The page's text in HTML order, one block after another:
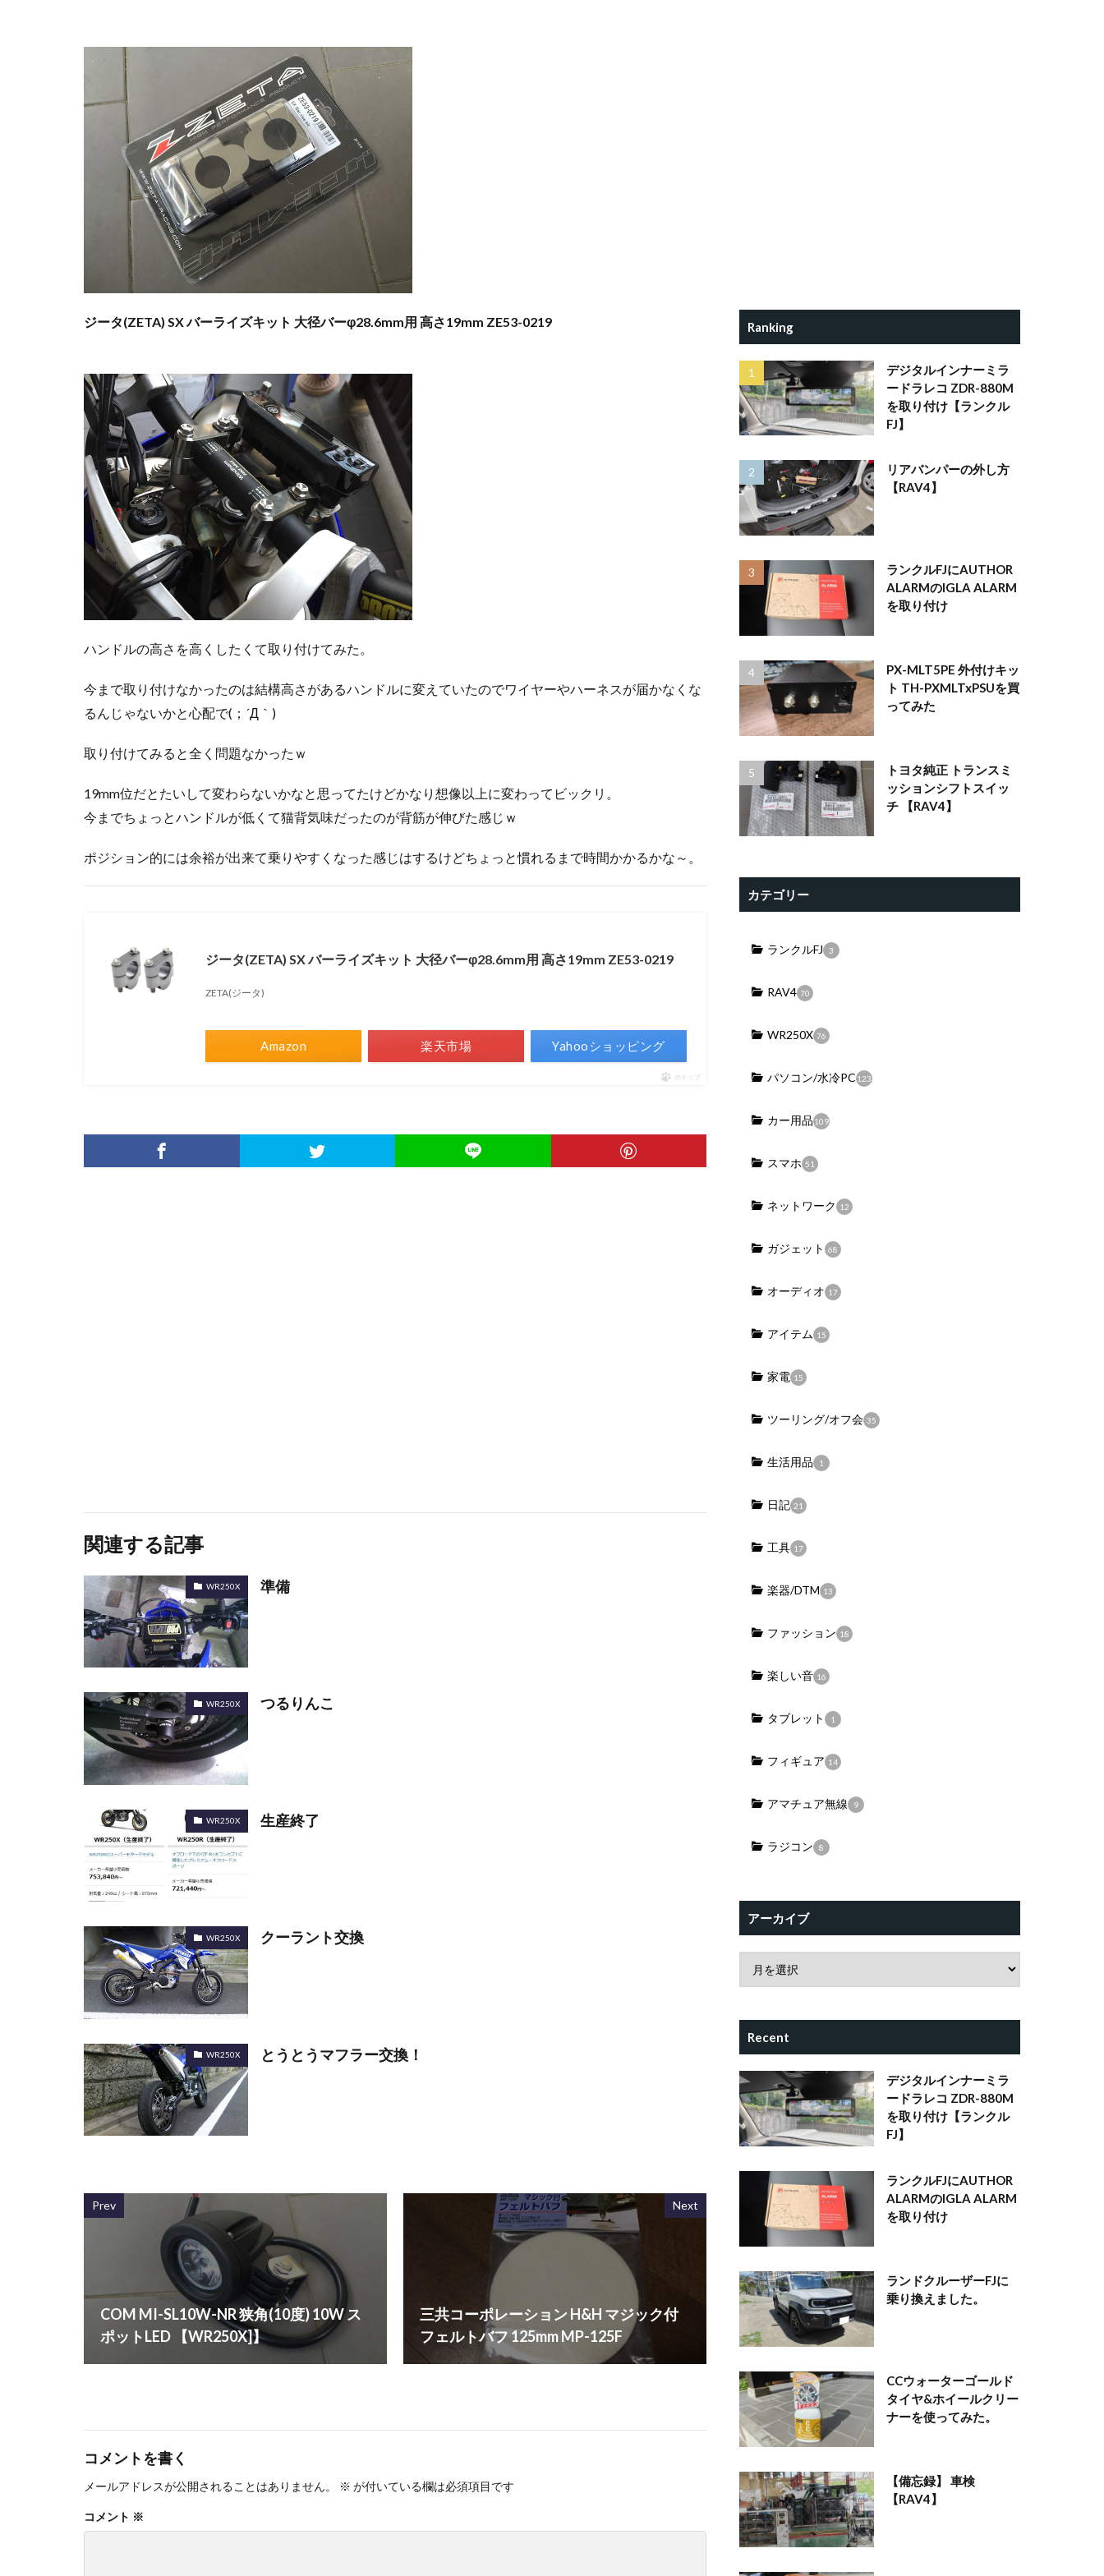
ジータ(ZETA) SX バーライズキット 大径バーφ28.6mm用 高さ19mm ZE53-0219
ハンドルの高さを高くしたくて取り付けてみた。
今まで取り付けなかったのは結構高さがあるハンドルに変えていたのでワイヤーやハーネスが届かなくな
るんじゃないかと心配で(；´Д｀)
取り付けてみると全く問題なかったｗ
19mm位だとたいして変わらないかなと思ってたけどかなり想像以上に変わってビックリ。
今までちょっとハンドルが低くて猫背気味だったのが背筋が伸びた感じｗ
ポジション的には余裕が出来て乗りやすくなった感じはするけどちょっと慣れるまで時間かかるかな～。
ジータ(ZETA) SX バーライズキット 大径バーφ28.6mm用 高さ19mm ZE53-0219
ZETA(ジータ)
Amazon 楽天市場 Yahooショッピング
ポチップ
関連する記事
WR250X 準備
WR250X つるりんこ
WR250X 生産終了
WR250X クーラント交換
WR250X とうとうマフラー交換！
Prev
COM MI-SL10W-NR 狭角(10度) 10W ス
ポットLED 【WR250X]】
Next
三共コーポレーション H&H マジック付
フェルトバフ 125mm MP-125F
コメントを書く
メールアドレスが公開されることはありません。 ※ が付いている欄は必須項目です
コメント ※
Ranking
デジタルインナーミラ
ードラレコ ZDR-880M
を取り付け【ランクル
FJ】
リアバンパーの外し方
【RAV4】
ランクルFJにAUTHOR
ALARMのIGLA ALARM
を取り付け
PX-MLT5PE 外付けキッ
ト TH-PXMLTxPSUを買
ってみた
トヨタ純正 トランスミ
ッションシフトスイッ
チ 【RAV4】
カテゴリー
ランクルFJ 3
RAV4 70
WR250X 76
パソコン/水冷PC 123
カー用品 109
スマホ 51
ネットワーク 12
ガジェット 68
オーディオ 17
アイテム 15
家電 15
ツーリング/オフ会 35
生活用品 1
日記 21
工具 17
楽器/DTM 13
ファッション 18
楽しい音 16
タブレット 1
フィギュア 14
アマチュア無線 9
ラジコン 8
アーカイブ
Recent
デジタルインナーミラ
ードラレコ ZDR-880M
を取り付け【ランクル
FJ】
ランクルFJにAUTHOR
ALARMのIGLA ALARM
を取り付け
ランドクルーザーFJに
乗り換えました。
CCウォーターゴールド
タイヤ&ホイールクリー
ナーを使ってみた。
【備忘録】 車検
【RAV4】